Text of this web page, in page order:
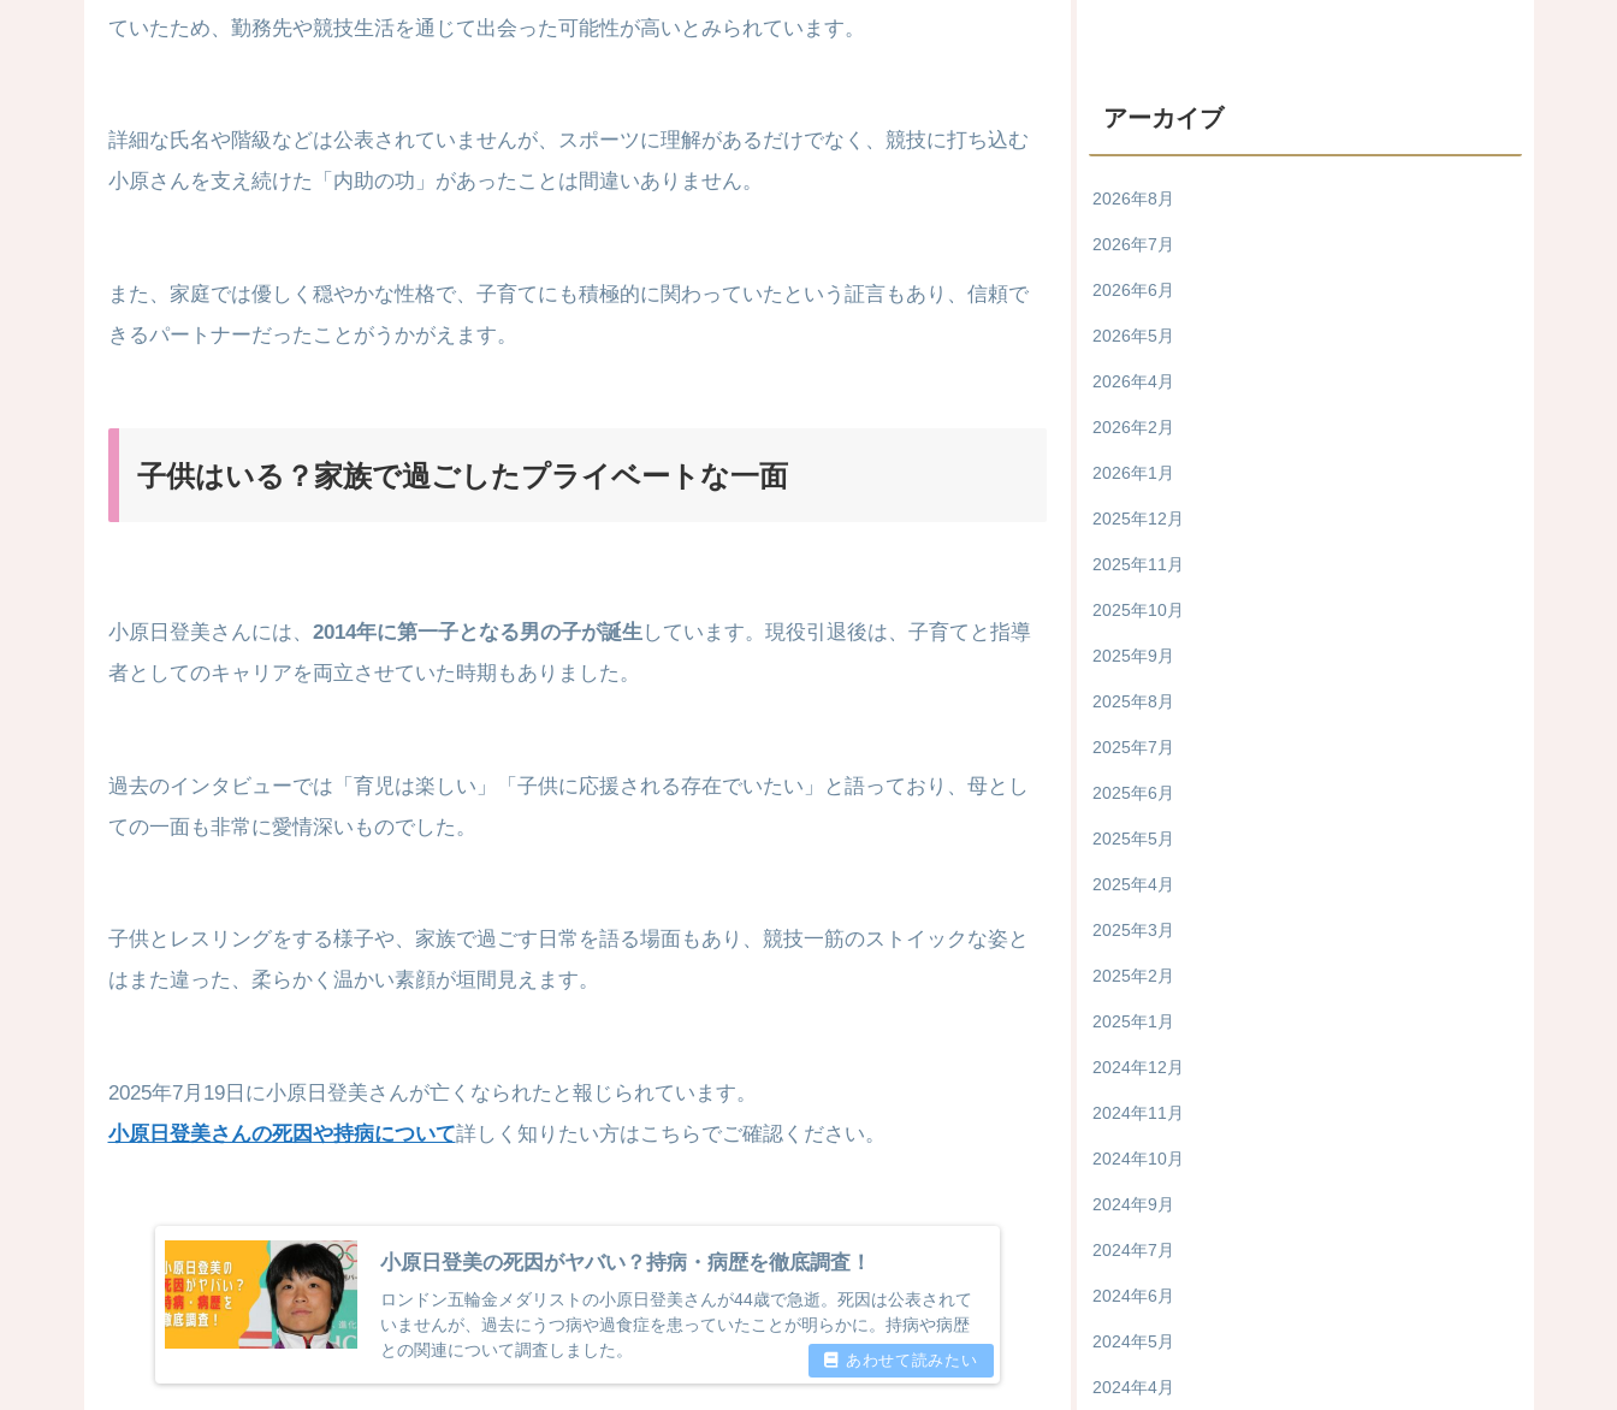
ていたため、勤務先や競技生活を通じて出会った可能性が高いとみられています。
詳細な氏名や階級などは公表されていませんが、スポーツに理解があるだけでなく、競技に打ち込む
小原さんを支え続けた「内助の功」があったことは間違いありません。
また、家庭では優しく穏やかな性格で、子育てにも積極的に関わっていたという証言もあり、信頼で
きるパートナーだったことがうかがえます。
子供はいる？家族で過ごしたプライベートな一面
小原日登美さんには、 2014年に第一子となる男の子が誕生しています。現役引退後は、子育てと指導
者としてのキャリアを両立させていた時期もありました。
過去のインタビューでは「育児は楽しい」「子供に応援される存在でいたい」と語っており、母とし
ての一面も非常に愛情深いものでした。
子供とレスリングをする様子や、家族で過ごす日常を語る場面もあり、競技一筋のストイックな姿と
はまた違った、柔らかく温かい素顔が垣間見えます。
2025年7月19日に小原日登美さんが亡くなられたと報じられています。
小原日登美さんの死因や持病について詳しく知りたい方はこちらでご確認ください。
小原日登美の死因がヤバい？持病・病歴を徹底調査！
ロンドン五輪金メダリストの小原日登美さんが44歳で急逝。死因は公表されて
いませんが、過去にうつ病や過食症を患っていたことが明らかに。持病や病歴
との関連について調査しました。
アーカイブ
2026年8月
2026年7月
2026年6月
2026年5月
2026年4月
2026年2月
2026年1月
2025年12月
2025年11月
2025年10月
2025年9月
2025年8月
2025年7月
2025年6月
2025年5月
2025年4月
2025年3月
2025年2月
2025年1月
2024年12月
2024年11月
2024年10月
2024年9月
2024年7月
2024年6月
2024年5月
2024年4月